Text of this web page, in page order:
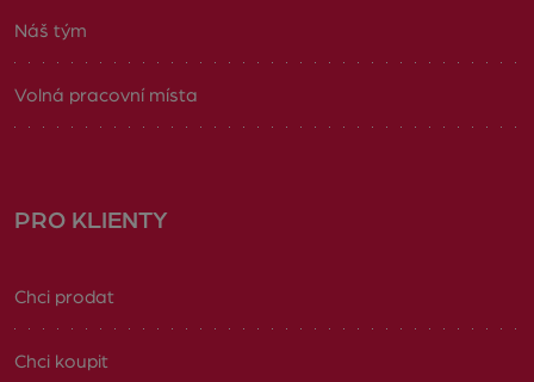
Náš tým
Volná pracovní místa
PRO KLIENTY
Chci prodat
Chci koupit